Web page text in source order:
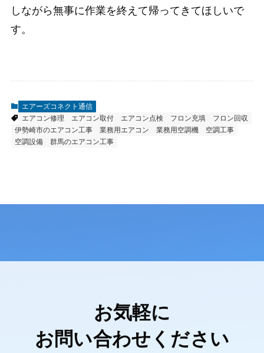
しながら無事に作業を終えて帰ってきてほしいで
す。
エアーズコネクト通信
エアコン修理
エアコン取付 エアコン点検 フロン充填
フロン回収
伊勢崎市のエアコン工事
業務用エアコン 業務用空調機
空調工事
空調設備
群馬のエアコン工事
お気軽に
お問い合わせください